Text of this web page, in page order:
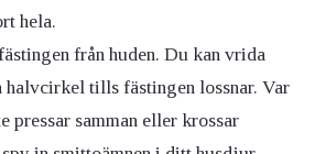
hela.
från huden. Du kan vrida
halvcirkel tills fästingen lossnar. Var
pressar samman eller krossar